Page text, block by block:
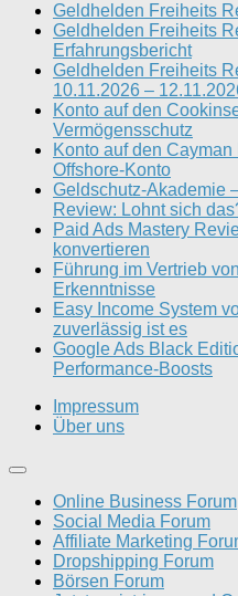
Geldhelden Freiheits
Geldhelden Freiheits
Erfahrungsbericht
Geldhelden Freiheits
10.11.2026 –
Konto auf den
Vermögensschutz
Konto auf den
Offshore-Konto
Geldschutz-Akademie
Review: Lohnt sich
Paid Ads Mastery
konvertieren
Führung im Vertrieb
Erkenntnisse
Easy Income System
zuverlässig ist es
Google Ads Black
Performance-Boosts
Impressum
Über uns
Online Business Forum
Social Media Forum
Affiliate Marketing
Dropshipping Forum
Börsen Forum